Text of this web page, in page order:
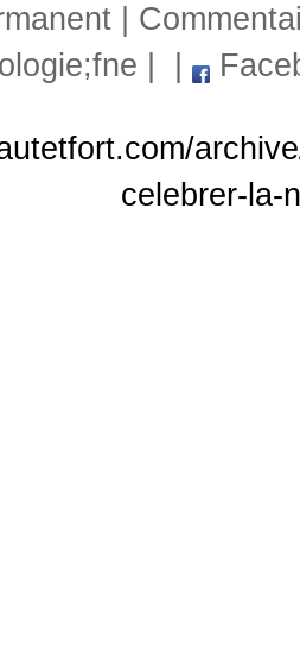
celebrer-la-